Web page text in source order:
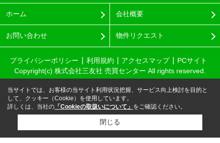
ホーム 会社概要
お問い合わせ 物件リクエスト
プライバシーポリシー 利用規約 アクセスマップ
PCサイト
Copyright(c) 株式会社三友社 売買センター All rights reserved.
当サイトでは、お客様の当サイト利用状況把握、サービス向上検討を目的と
して、クッキー（Cookie）を使用しています。
詳しくは、当社の 「Cookieの取扱いについて」 をご確認ください。
閉じる